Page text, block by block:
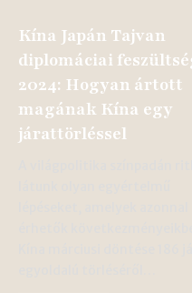
Kína Japán Tajvan
diplomáciai
2024: Hogyan ártott
magának Kína egy
járattörléssel